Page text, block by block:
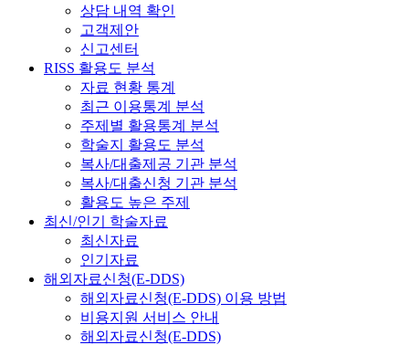
상담 내역 확인
고객제안
신고센터
RISS 활용도 분석
자료 현황 통계
최근 이용통계 분석
주제별 활용통계 분석
학술지 활용도 분석
복사/대출제공 기관 분석
복사/대출신청 기관 분석
활용도 높은 주제
최신/인기 학술자료
최신자료
인기자료
해외자료신청(E-DDS)
해외자료신청(E-DDS) 이용 방법
비용지원 서비스 안내
해외자료신청(E-DDS)